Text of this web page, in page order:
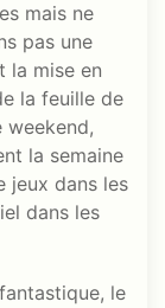
mais ne
pas une
la mise en
la feuille de
la semaine
jeux dans les
dans les
le